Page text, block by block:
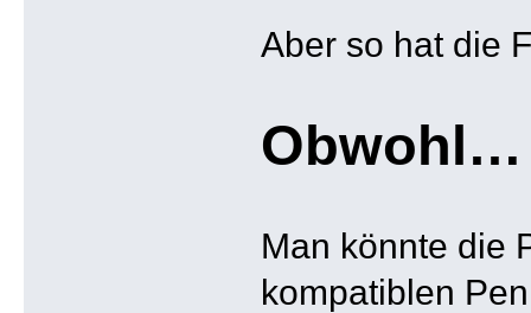
Aber so hat die
Obwohl…
Man könnte die
kompatiblen